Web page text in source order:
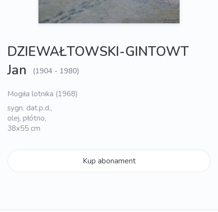
DZIEWAŁTOWSKI-GINTOWT
Jan
(1904 - 1980)
Mogiła lotnika (1968)
sygn. dat.p.d.,
olej, płótno,
38x55 cm
Kup abonament